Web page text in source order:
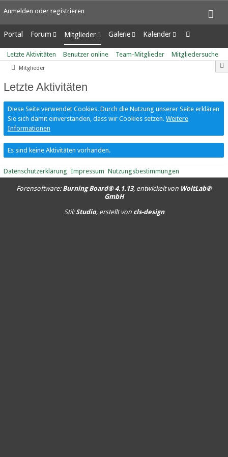
Anmelden oder registrieren
Portal Forum
Unerledigte Themen
Mitglieder
Letzte Aktivitäten
Benutzer online
Mitgliedersuche
Galerie
Alben
Bilder
Kalender
Wochenansicht
Tagesansicht
Letzte Aktivitäten Benutzer online Team-Mitglieder Mitgliedersuche
Mitglieder
Letzte Aktivitäten
Diese Seite verwendet Cookies. Durch die Nutzung unserer Seite erklären
Sie sich damit einverstanden, dass wir Cookies setzen. Weitere
Informationen
Es sind keine Aktivitäten vorhanden.
Datenschutzerklärung Impressum Nutzungsbestimmungen
Forensoftware: Burning Board® 4.1.13, entwickelt von WoltLab®
GmbH
Stil:Studio, erstellt von cls-design